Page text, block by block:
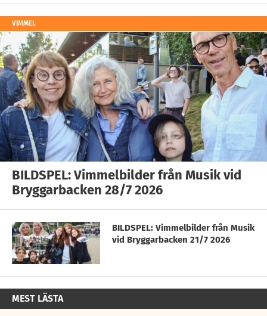
VIMMEL
BILDSPEL: Vimmelbilder från Musik vid
Bryggarbacken 28/7 2026
BILDSPEL: Vimmelbilder från Musik
vid Bryggarbacken 21/7 2026
MEST LÄSTA